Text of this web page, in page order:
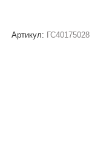
Артикул: ГС40175028